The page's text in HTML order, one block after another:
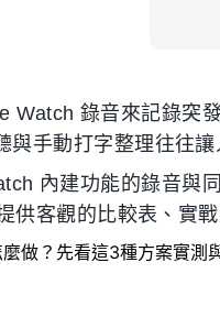
Watch 錄音來記錄突
與手動打字整理往往
內建功能的錄音與
供客觀的比較表、實